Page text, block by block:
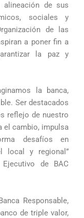
alineación de sus
sociales y
de las
a poner fin a
la paz y
la banca,
Ser destacados
reflejo de nuestro
el cambio, impulsa
desafíos en
local y regional”
de BAC
Responsable,
de triple valor,